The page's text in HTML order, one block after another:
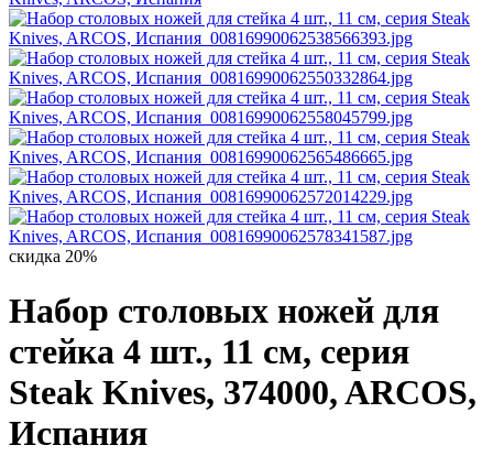
скидка 20%
Набор столовых ножей для
стейка 4 шт., 11 см, серия
Steak Knives, 374000, ARCOS,
Испания